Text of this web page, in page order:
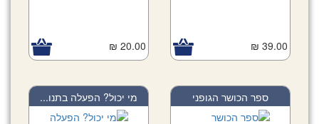
39.00 ₪
20.00 ₪
ספר הכושר הגופני מי יכול? הפעלה בתנו...